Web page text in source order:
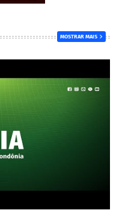
MOSTRAR MAIS